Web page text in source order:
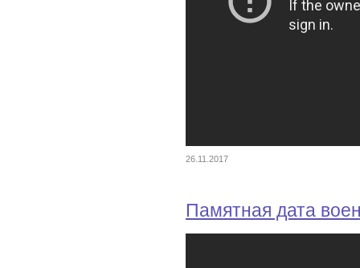
26.11.2017
Памятная дата